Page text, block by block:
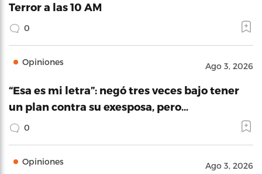
Terror a las 10 AM
0
Opiniones Ago 3, 2026
“Esa es mi letra”: negó tres veces bajo tener
un plan contra su exesposa, pero…
0
Opiniones Ago 3, 2026